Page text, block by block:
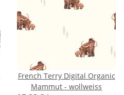
French Terry Digital Organic
Mammut - wollweiss